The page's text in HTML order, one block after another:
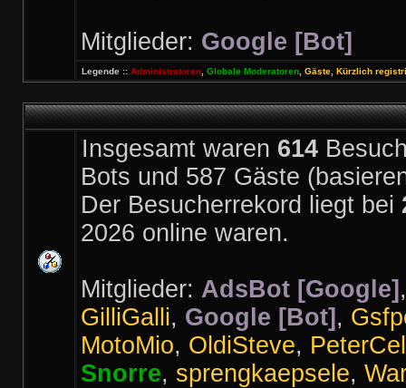
Mitglieder: Google [Bot]
Legende :: Administratoren Globale Moderatoren Gäste Kürzlich
Insgesamt waren 614
Bots und 587 Gäste
Der Besucherrekord liegt bei
2026 online waren.
Mitglieder: AdsBot [Google]
GilliGalli, Google [Bot] ,
MotoMio, OldiSteve,
Snorre, sprengkaepsele,